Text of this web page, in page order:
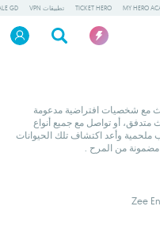
MY HERO
TICKET HERO تطبيقات VPN GD
مع شخصيات افتراضية مدعومة
أو تواصل مع جميع أنواع
وأعد اكتشاف تلك الحيوانات
مضمونة من المرح .
Zee